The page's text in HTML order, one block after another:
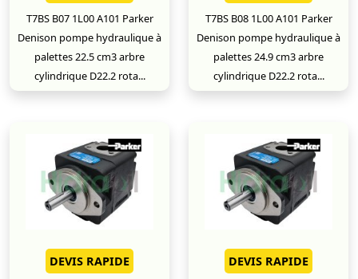
T7BS B07 1L00 A101 Parker
Denison pompe hydraulique à
palettes 22.5 cm3 arbre
cylindrique D22.2 rota...
T7BS B08 1L00 A101 Parker
Denison pompe hydraulique à
palettes 24.9 cm3 arbre
cylindrique D22.2 rota...
DEVIS RAPIDE DEVIS RAPIDE